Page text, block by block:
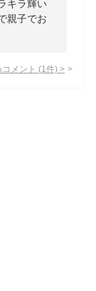
キラ輝い
親子でお
メント (1 件) >